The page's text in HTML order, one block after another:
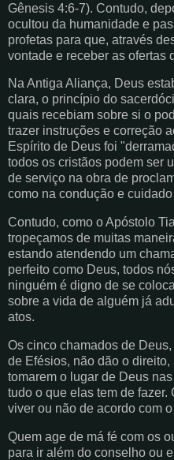
Gênesis 4:6-7). Contudo,
ocultou da humanidade e
profetas para que, através
vontade e receber as ofertas
Na Antiga Aliança, Deus
clara, o princípio do
quais recebiam sobre si o
trazer instruções e correção
Espírito de Deus foi
todos os cristãos podem ser
de serviço na obra de
como na condução e
Contudo, como o Apóstolo
tropeçamos de muitas
estando atendendo um
perfeito como Deus, todos
ninguém é digno de se
sobre a vida de alguém já
atos.
Os cinco chamados de
de Efésios, não dão o
tomarem o lugar de Deus
tudo o que elas tem de
viver ou não de acordo com
Quem age de má fé com os
para ir além do conselho ou